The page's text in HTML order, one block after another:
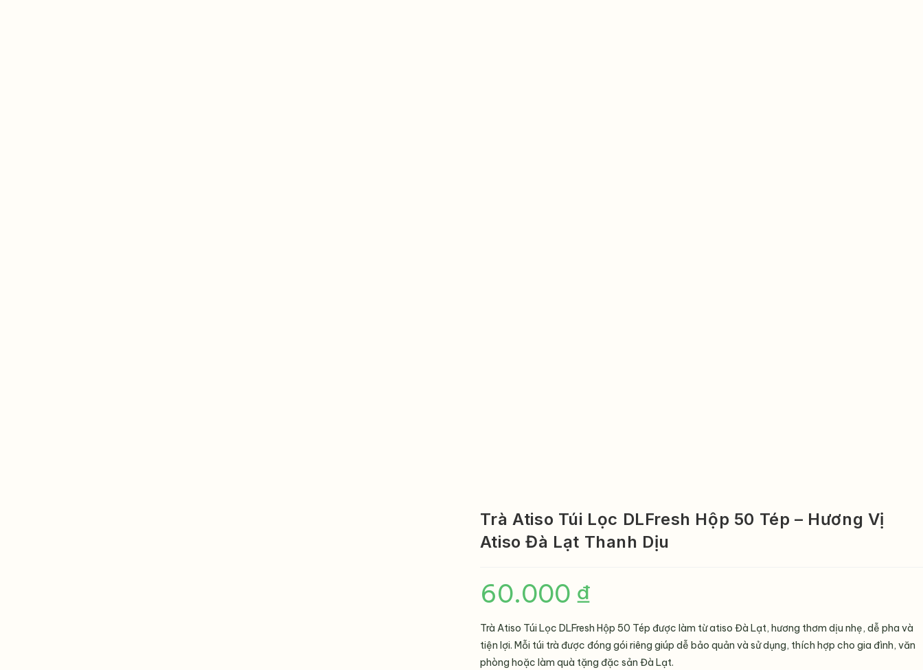
Trà Atiso Túi Lọc DLFresh Hộp 50 Tép – Hương Vị
Atiso Đà Lạt Thanh Dịu
60.000 ₫
Trà Atiso Túi Lọc DLFresh Hộp 50 Tép được làm từ atiso Đà Lạt, hương thơm dịu nhẹ, dễ pha và
tiện lợi. Mỗi túi trà được đóng gói riêng giúp dễ bảo quản và sử dụng, thích hợp cho gia đình, văn
phòng hoặc làm quà tặng đặc sản Đà Lạt.